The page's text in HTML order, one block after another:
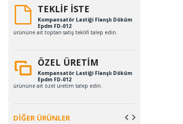
TEKLİF İSTE
Kompansatör Lastiği Flanşlı Döküm
Epdm FD-012
ürününe ait toptan satış teklifi talep edin.
ÖZEL ÜRETİM
Kompansatör Lastiği Flanşlı Döküm
Epdm FD-012
ürününe ait özel üretim talep edin.
DİĞER ÜRÜNLER